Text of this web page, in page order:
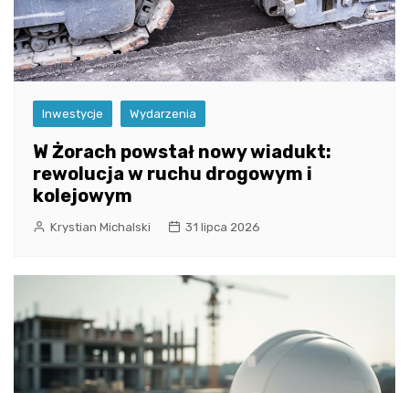
Inwestycje Wydarzenia
W Żorach powstał nowy wiadukt:
rewolucja w ruchu drogowym i
kolejowym
Krystian Michalski 31 lipca 2026